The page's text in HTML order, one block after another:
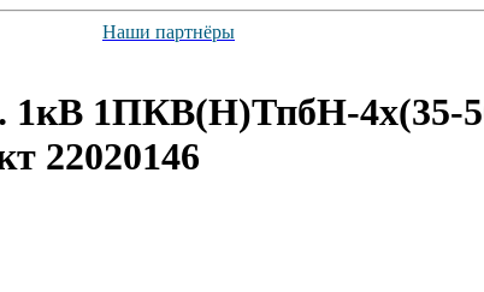
Наши партнёры
1кВ 1ПКВ(Н)ТпбН-4х(35-
22020146